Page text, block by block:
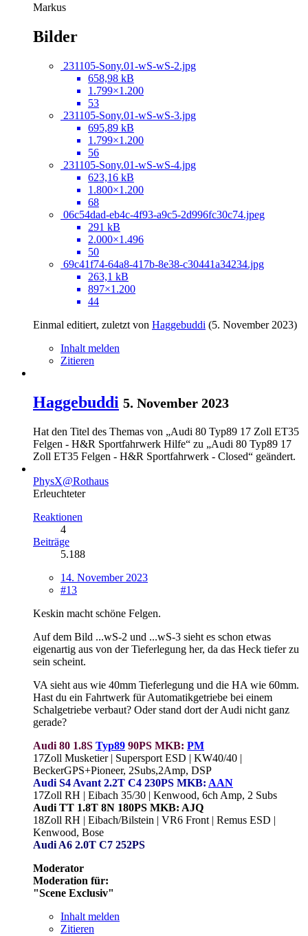
Markus
Bilder
231105-Sony.01-wS-wS-2.jpg
658,98 kB
1.799×1.200
53
231105-Sony.01-wS-wS-3.jpg
695,89 kB
1.799×1.200
56
231105-Sony.01-wS-wS-4.jpg
623,16 kB
1.800×1.200
68
06c54dad-eb4c-4f93-a9c5-2d996fc30c74.jpeg
291 kB
2.000×1.496
50
69c41f74-64a8-417b-8e38-c30441a34234.jpg
263,1 kB
897×1.200
44
Einmal editiert, zuletzt von Haggebuddi (5. November 2023)
Inhalt melden
Zitieren
Haggebuddi 5. November 2023
Hat den Titel des Themas von „Audi 80 Typ89 17 Zoll ET35
Felgen - H&R Sportfahrwerk Hilfe“ zu „Audi 80 Typ89 17
Zoll ET35 Felgen - H&R Sportfahrwerk - Closed“ geändert.
PhysX@Rothaus
Erleuchteter
Reaktionen
4
Beiträge
5.188
14. November 2023
#13
Keskin macht schöne Felgen.
Auf dem Bild ...wS-2 und ...wS-3 sieht es schon etwas
eigenartig aus von der Tieferlegung her, da das Heck tiefer zu
sein scheint.
VA sieht aus wie 40mm Tieferlegung und die HA wie 60mm.
Hast du ein Fahrtwerk für Automatikgetriebe bei einem
Schalgetriebe verbaut? Oder stand dort der Audi nicht ganz
gerade?
Audi 80 1.8S Typ89 90PS MKB: PM
17Zoll Musketier | Supersport ESD | KW40/40 |
BeckerGPS+Pioneer, 2Subs,2Amp, DSP
Audi S4 Avant 2.2T C4 230PS MKB: AAN
17Zoll RH | Eibach 35/30 | Kenwood, 6ch Amp, 2 Subs
Audi TT 1.8T 8N 180PS MKB: AJQ
18Zoll RH | Eibach/Bilstein | VR6 Front | Remus ESD |
Kenwood, Bose
Audi A6 2.0T C7 252PS
Moderator
Moderation für:
"Scene Exclusiv"
Inhalt melden
Zitieren